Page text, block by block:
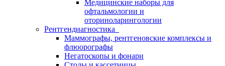
Медицинские наборы для
офтальмологии и
оториноларингологии
Рентгендиагностика
Маммографы, рентгеновские комплексы и
флюорографы
Негатоскопы и фонари